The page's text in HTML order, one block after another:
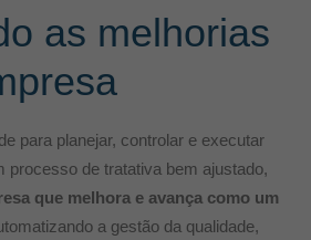
as melhorias
para planejar, controlar e executar
processo de tratativa bem ajustado,
que melhora e avança como um
a gestão da qualidade,